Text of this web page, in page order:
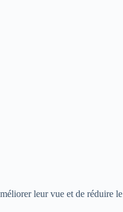
leur vue et de réduire le